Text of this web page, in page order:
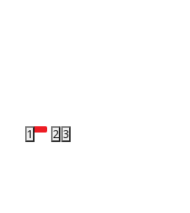
1 2 3